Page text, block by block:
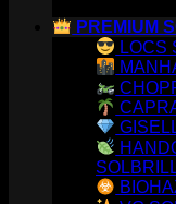
PREMIUM
LOCS